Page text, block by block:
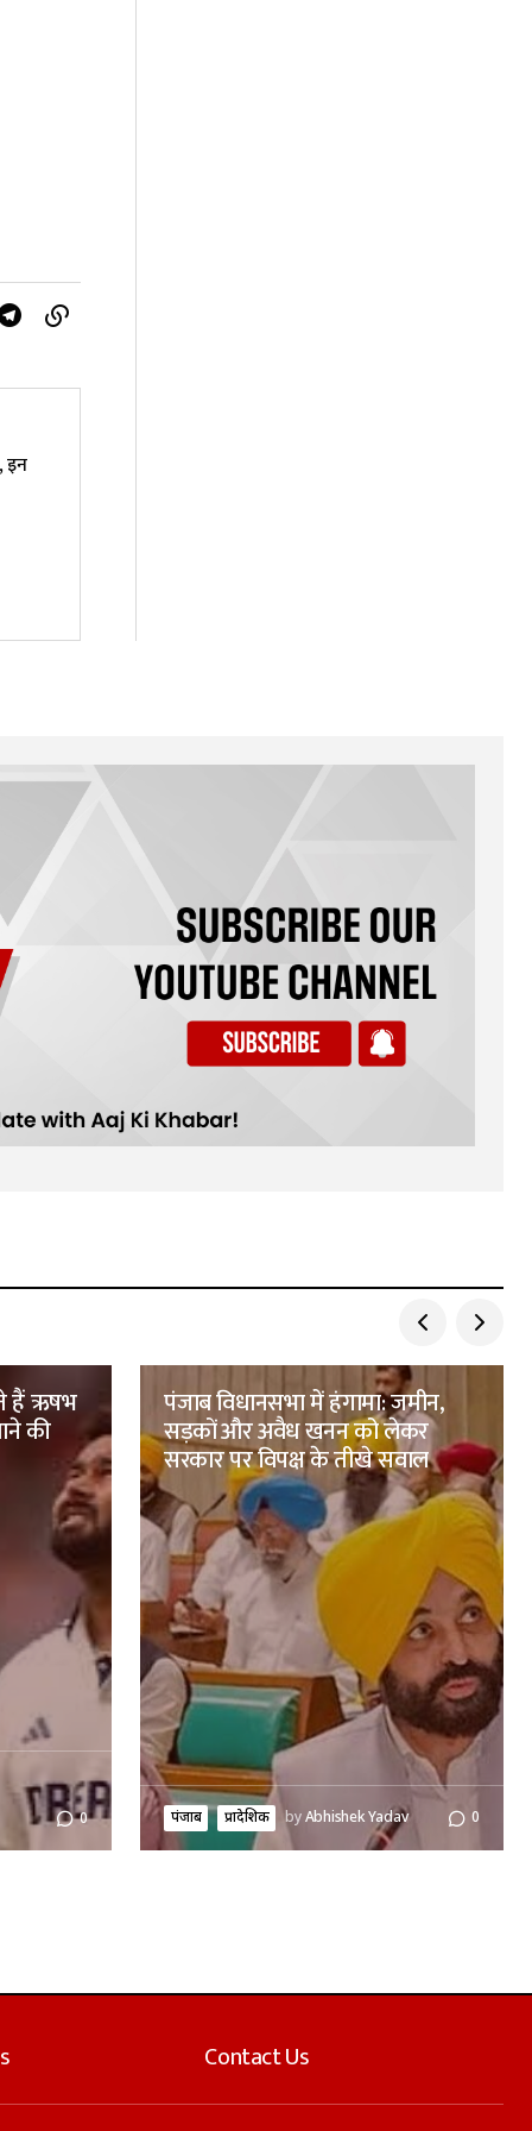
इन
हैं ऋषभ
की
0
पंजाब विधानसभा में हंगामा: जमीन,
सड़कों और अवैध खनन को लेकर
सरकार पर विपक्ष के तीखे सवाल
पंजाब प्रादेशिक byAbhishek Yadav 0
Contact Us